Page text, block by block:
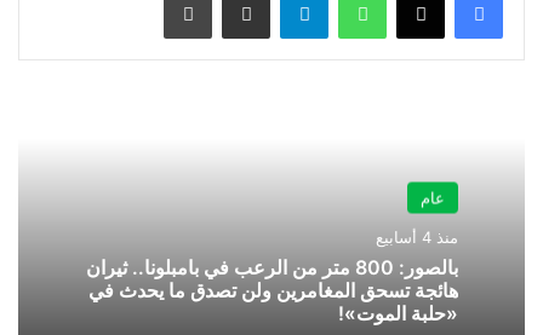
عام
منذ 4 أسابيع
بالصور: 800 متر من الرعب في بامبلونا.. ثيران
هائجة تسحق المغامرين ولن تصدق ما يحدث في
«حلبة الموت»!